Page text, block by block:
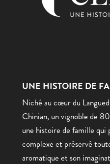
UNE HISTOIRE DE
Niché au cœur du
Chinian, un vignoble de
une histoire de famille qui
complexe et préservé
aromatique et son